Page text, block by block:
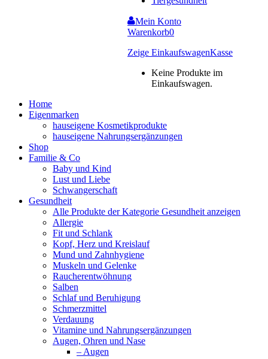
Mein Konto
Warenkorb0
Zeige EinkaufswagenKasse
Keine Produkte im
Einkaufswagen.
Home
Eigenmarken
hauseigene Kosmetikprodukte
hauseigene Nahrungsergänzungen
Shop
Familie & Co
Baby und Kind
Lust und Liebe
Schwangerschaft
Gesundheit
Alle Produkte der Kategorie Gesundheit anzeigen
Allergie
Fit und Schlank
Kopf, Herz und Kreislauf
Mund und Zahnhygiene
Muskeln und Gelenke
Raucherentwöhnung
Salben
Schlaf und Beruhigung
Schmerzmittel
Verdauung
Vitamine und Nahrungsergänzungen
Augen, Ohren und Nase
– Augen